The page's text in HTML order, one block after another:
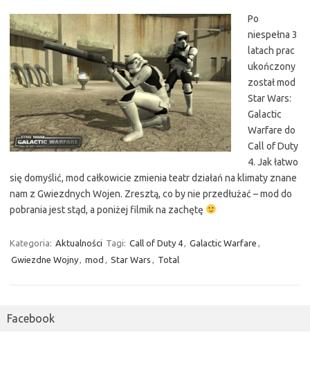
Po
niespełna 3
latach prac
ukończony
został mod
Star Wars:
Galactic
Warfare do
Call of Duty
4. Jak łatwo
się domyślić, mod całkowicie zmienia teatr działań na klimaty znane
nam z Gwiezdnych Wojen. Zresztą, co by nie przedłużać – mod do
pobrania jest stąd, a poniżej filmik na zachętę
Kategoria: Aktualności Tagi: Call of Duty 4 Galactic Warfare
Gwiezdne Wojny
mod Star Wars Total
Facebook